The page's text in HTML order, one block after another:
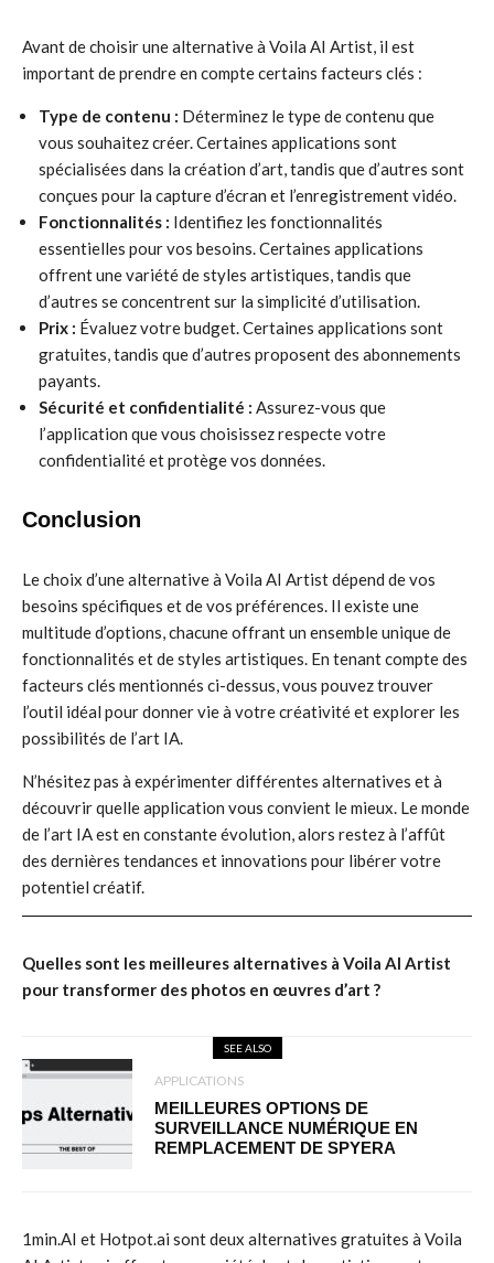
Avant de choisir une alternative à Voila AI Artist, il est
important de prendre en compte certains facteurs clés :
Type de contenu : Déterminez le type de contenu que
vous souhaitez créer. Certaines applications sont
spécialisées dans la création d’art, tandis que d’autres sont
conçues pour la capture d’écran et l’enregistrement vidéo.
Fonctionnalités : Identifiez les fonctionnalités
essentielles pour vos besoins. Certaines applications
offrent une variété de styles artistiques, tandis que
d’autres se concentrent sur la simplicité d’utilisation.
Prix : Évaluez votre budget. Certaines applications sont
gratuites, tandis que d’autres proposent des abonnements
payants.
Sécurité et confidentialité : Assurez-vous que
l’application que vous choisissez respecte votre
confidentialité et protège vos données.
Conclusion
Le choix d’une alternative à Voila AI Artist dépend de vos
besoins spécifiques et de vos préférences. Il existe une
multitude d’options, chacune offrant un ensemble unique de
fonctionnalités et de styles artistiques. En tenant compte des
facteurs clés mentionnés ci-dessus, vous pouvez trouver
l’outil idéal pour donner vie à votre créativité et explorer les
possibilités de l’art IA.
N’hésitez pas à expérimenter différentes alternatives et à
découvrir quelle application vous convient le mieux. Le monde
de l’art IA est en constante évolution, alors restez à l’affût
des dernières tendances et innovations pour libérer votre
potentiel créatif.
Quelles sont les meilleures alternatives à Voila AI Artist
pour transformer des photos en œuvres d’art ?
SEE ALSO
APPLICATIONS
MEILLEURES OPTIONS DE
SURVEILLANCE NUMÉRIQUE EN
REMPLACEMENT DE SPYERA
1min.AI et Hotpot.ai sont deux alternatives gratuites à Voila